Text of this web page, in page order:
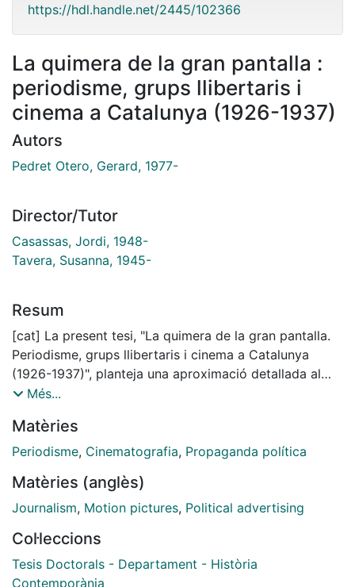
https://hdl.handle.net/2445/102366
La quimera de la gran pantalla :
periodisme, grups llibertaris i
cinema a Catalunya (1926-1937)
Autors
Pedret Otero, Gerard, 1977-
Director/Tutor
Casassas, Jordi, 1948-
Tavera, Susanna, 1945-
Resum
[cat] La present tesi, "La quimera de la gran pantalla.
Periodisme, grups llibertaris i cinema a Catalunya
(1926-1937)", planteja una aproximació detallada al
procés de recepció del fenomen cinematogràfic per
els anys de la II República. A partir de fonts
hemerogràfiques i documentals de naturalesa i format
d'informació general i revistes especialitzades, fons
d'arxius locals o de referència en àmbits com la
socials en general, etc.—, i amb un marc cronològic
que transcendeix expressament el referit període
republicà per abordar també els anys finals de la
Més...
Matèries
Periodisme, Cinematografia, Propaganda política
Matèries (anglès)
Journalism, Motion pictures, Political advertising
Col·leccions
Tesis Doctorals - Departament - Història
Contemporània